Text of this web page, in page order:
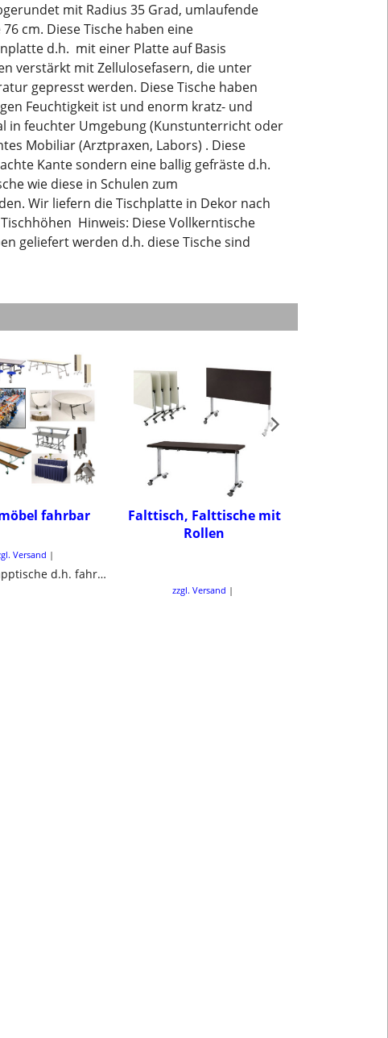
mit Radius 35 Grad, umlaufende
cm. Diese Tische haben eine
d.h. mit einer Platte auf Basis
verstärkt mit Zellulosefasern, die unter
gepresst werden. Diese Tische haben
Feuchtigkeit ist und enorm kratz- und
in feuchter Umgebung (Kunstunterricht oder
Mobiliar (Arztpraxen, Labors) . Diese
Kante sondern eine ballig gefräste d.h.
wie diese in Schulen zum
Wir liefern die Tischplatte in Dekor nach
Hinweis: Diese Vollkerntische
geliefert werden d.h. diese Tische sind
fahrbar
Versand
Mobile Klapptische d.h. fahrbar und klappbar für Schule, Hotel, Halle
Falttisch, Falttische mit
Rollen
zzgl. Versand